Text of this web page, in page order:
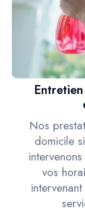
Nos
domicile
vos